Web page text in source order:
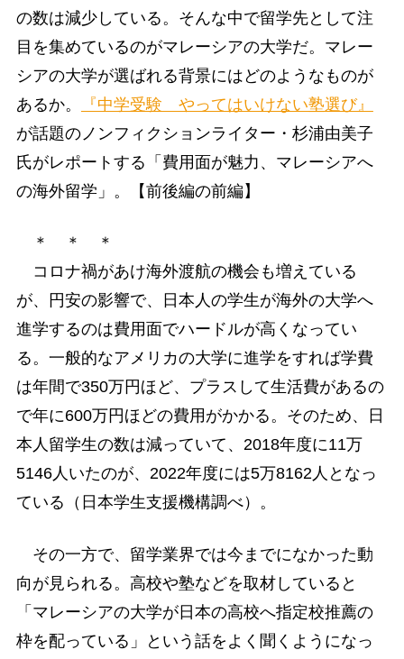
の数は減少している。そんな中で留学先として注
目を集めているのがマレーシアの大学だ。マレー
シアの大学が選ばれる背景にはどのようなものが
あるか。
『中学受験 やってはいけない塾選び』
が話題のノンフィクションライター・杉浦由美子
氏がレポートする「費用面が魅力、マレーシアへ
の海外留学」。【前後編の前編】
＊ ＊ ＊
コロナ禍があけ海外渡航の機会も増えている
が、円安の影響で、日本人の学生が海外の大学へ
進学するのは費用面でハードルが高くなってい
る。一般的なアメリカの大学に進学をすれば学費
は年間で350万円ほど、プラスして生活費があるの
で年に600万円ほどの費用がかかる。そのため、日
本人留学生の数は減っていて、2018年度に11万
5146人いたのが、2022年度には5万8162人となっ
ている（日本学生支援機構調べ）。
その一方で、留学業界では今までになかった動
向が見られる。高校や塾などを取材していると
「マレーシアの大学が日本の高校へ指定校推薦の
枠を配っている」という話をよく聞くようになっ